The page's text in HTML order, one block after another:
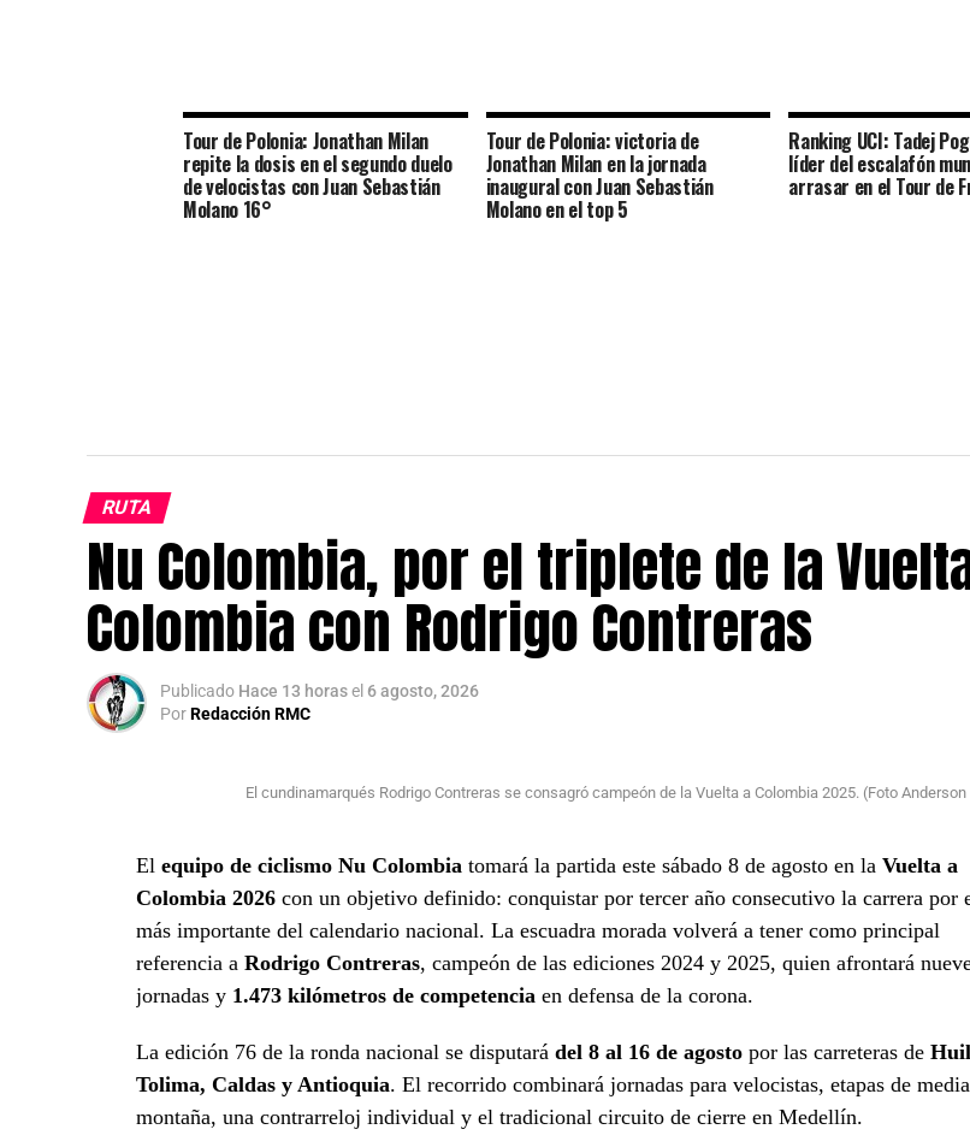
Tour de Polonia: Jonathan Milan
repite la dosis en el segundo duelo
de velocistas con Juan Sebastián
Molano 16°
Tour de Polonia: victoria de
Jonathan Milan en la jornada
inaugural con Juan Sebastián
Molano en el top 5
Ranking UCI: Tadej
líder del escalafón
arrasar en el Tour de
RUTA
Nu Colombia, por el triplete de la
Colombia con Rodrigo Contreras
Publicado Hace 13 horasel 6 agosto, 2026
PorRedacción RMC
El cundinamarqués Rodrigo Contreras se consagró campeón de la Vuelta a Colombia 2025. (Foto
El equipo de ciclismo Nu Colombia tomará la partida este sábado 8 de agosto en la Vuelta a
Colombia 2026 con un objetivo definido: conquistar por tercer año consecutivo la carrera por
más importante del calendario nacional. La escuadra morada volverá a tener como principal
referencia a Rodrigo Contreras, campeón de las ediciones 2024 y 2025, quien afrontará
jornadas y 1.473 kilómetros de competencia en defensa de la corona.
La edición 76 de la ronda nacional se disputará del 8 al 16 de agosto por las carreteras de
Tolima, Caldas y Antioquia. El recorrido combinará jornadas para velocistas, etapas de
montaña, una contrarreloj individual y el tradicional circuito de cierre en Medellín.